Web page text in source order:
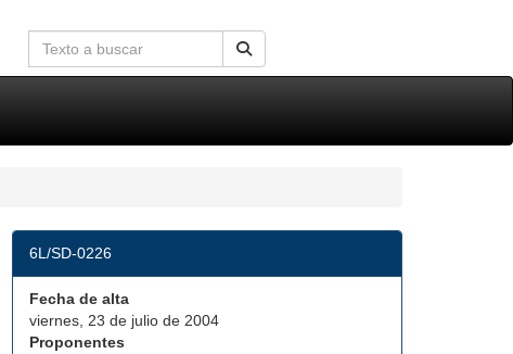
6L/SD-0226
Fecha de alta
viernes, 23 de julio de 2004
Proponentes